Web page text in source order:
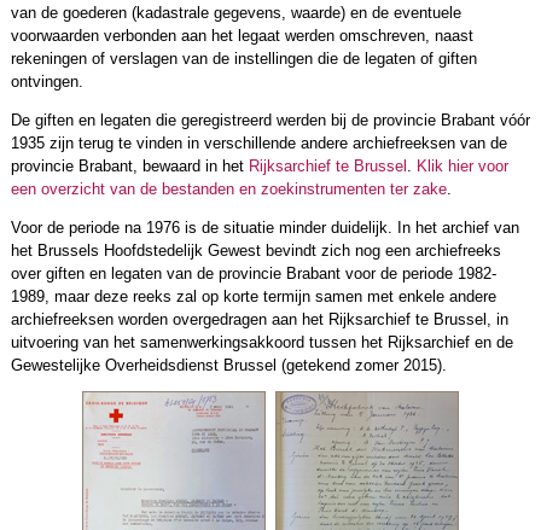
van de goederen (kadastrale gegevens, waarde) en de eventuele
voorwaarden verbonden aan het legaat werden omschreven, naast
rekeningen of verslagen van de instellingen die de legaten of giften
ontvingen.
De giften en legaten die geregistreerd werden bij de provincie Brabant vóór
1935 zijn terug te vinden in verschillende andere archiefreeksen van de
provincie Brabant, bewaard in het Rijksarchief te Brussel
Klik hier voor
een overzicht van de bestanden en zoekinstrumenten ter zake.
Voor de periode na 1976 is de situatie minder duidelijk. In het archief van
het Brussels Hoofdstedelijk Gewest bevindt zich nog een archiefreeks
over giften en legaten van de provincie Brabant voor de periode 1982-
1989, maar deze reeks zal op korte termijn samen met enkele andere
archiefreeksen worden overgedragen aan het Rijksarchief te Brussel, in
uitvoering van het samenwerkingsakkoord tussen het Rijksarchief en de
Gewestelijke Overheidsdienst Brussel (getekend zomer 2015).